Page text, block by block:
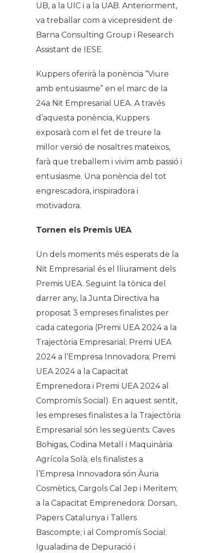
UB, a la UIC i a la UAB. Anteriorment,
va treballar com a vicepresident de
Barna Consulting Group i Research
Assistant de IESE.
Kuppers oferirà la ponència “Viure
amb entusiasme” en el marc de la
24a Nit Empresarial UEA. A través
d’aquesta ponència, Kuppers
exposarà com el fet de treure la
millor versió de nosaltres mateixos,
farà que treballem i vivim amb passió i
entusiasme. Una ponència del tot
engrescadora, inspiradora i
motivadora.
Tornen els Premis UEA
Un dels moments més esperats de la
Nit Empresarial és el lliurament dels
Premis UEA. Seguint la tònica del
darrer any, la Junta Directiva ha
proposat 3 empreses finalistes per
cada categoria (Premi UEA 2024 a la
Trajectòria Empresarial; Premi UEA
2024 a l’Empresa Innovadora; Premi
UEA 2024 a la Capacitat
Emprenedora i Premi UEA 2024 al
Compromís Social). En aquest sentit,
les empreses finalistes a la Trajectòria
Empresarial són les següents: Caves
Bohigas, Codina Metall i Maquinària
Agrícola Solà; els finalistes a
l’Empresa Innovadora són Àuria
Cosmètics, Cargols Cal Jep i Meritem;
a la Capacitat Emprenedora: Dorsan,
Papers Catalunya i Tallers
Bascompte; i al Compromís Social:
Igualadina de Depuració i